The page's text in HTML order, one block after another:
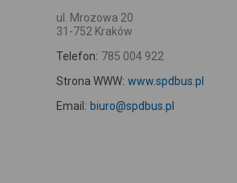
ul. Mrozowa 20
31-752 Kraków
Telefon: 785 004 922
Strona WWW: www.spdbus.pl
Email: biuro@spdbus.pl